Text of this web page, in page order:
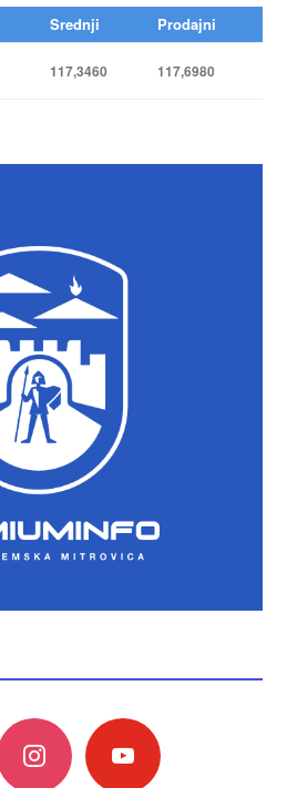
Srednji Prodajni
117,3460 117,6980
instagram youtube